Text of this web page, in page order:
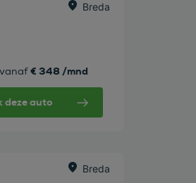
Breda
€ 348 /mnd
deze auto
Breda